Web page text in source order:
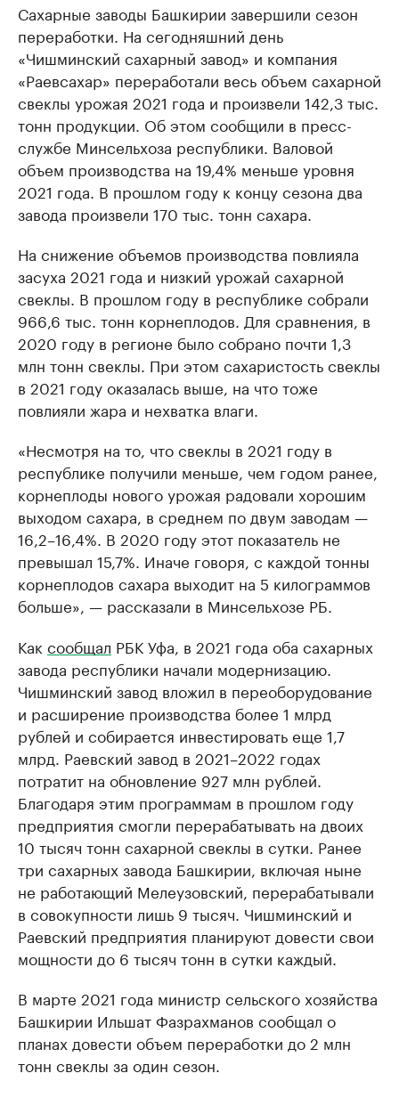
Сахарные заводы Башкирии завершили сезон
переработки. На сегодняшний день
«Чишминский сахарный завод» и компания
«Раевсахар» переработали весь объем сахарной
свеклы урожая 2021 года и произвели 142,3 тыс.
тонн продукции. Об этом сообщили в пресс-
службе Минсельхоза республики. Валовой
объем производства на 19,4% меньше уровня
2021 года. В прошлом году к концу сезона два
завода произвели 170 тыс. тонн сахара.
На снижение объемов производства повлияла
засуха 2021 года и низкий урожай сахарной
свеклы. В прошлом году в республике собрали
966,6 тыс. тонн корнеплодов. Для сравнения, в
2020 году в регионе было собрано почти 1,3
млн тонн свеклы. При этом сахаристость свеклы
в 2021 году оказалась выше, на что тоже
повлияли жара и нехватка влаги.
«Несмотря на то, что свеклы в 2021 году в
республике получили меньше, чем годом ранее,
корнеплоды нового урожая радовали хорошим
выходом сахара, в среднем по двум заводам —
16,2–16,4%. В 2020 году этот показатель не
превышал 15,7%. Иначе говоря, с каждой тонны
корнеплодов сахара выходит на 5 килограммов
больше», — рассказали в Минсельхозе РБ.
Как сообщал РБК Уфа, в 2021 года оба сахарных
завода республики начали модернизацию.
Чишминский завод вложил в переоборудование
и расширение производства более 1 млрд
рублей и собирается инвестировать еще 1,7
млрд. Раевский завод в 2021–2022 годах
потратит на обновление 927 млн рублей.
Благодаря этим программам в прошлом году
предприятия смогли перерабатывать на двоих
10 тысяч тонн сахарной свеклы в сутки. Ранее
три сахарных завода Башкирии, включая ныне
не работающий Мелеузовский, перерабатывали
в совокупности лишь 9 тысяч. Чишминский и
Раевский предприятия планируют довести свои
мощности до 6 тысяч тонн в сутки каждый.
В марте 2021 года министр сельского хозяйства
Башкирии Ильшат Фазрахманов сообщал о
планах довести объем переработки до 2 млн
тонн свеклы за один сезон.